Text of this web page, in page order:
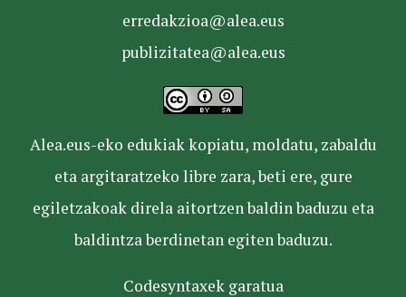
erredakzioa@alea.eus
publizitatea@alea.eus
Alea.eus-eko edukiak kopiatu, moldatu, zabaldu
eta argitaratzeko libre zara, beti ere, gure
egiletzakoak direla aitortzen baldin baduzu eta
baldintza berdinetan egiten baduzu.
Codesyntaxek garatua